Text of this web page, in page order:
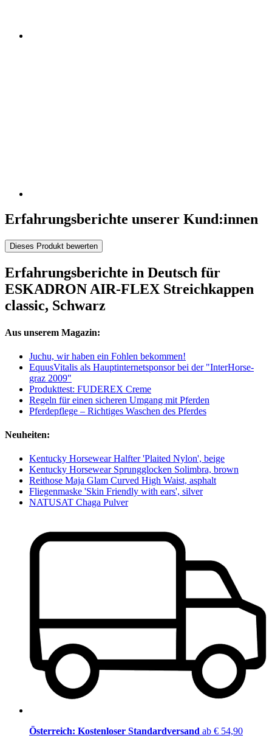
Erfahrungsberichte unserer Kund:innen
Dieses Produkt bewerten
Erfahrungsberichte in Deutsch für
ESKADRON AIR-FLEX Streichkappen
classic, Schwarz
Aus unserem Magazin:
Juchu, wir haben ein Fohlen bekommen!
EquusVitalis als Hauptinternetsponsor bei der "InterHorse-
graz 2009"
Produkttest: FUDEREX Creme
Regeln für einen sicheren Umgang mit Pferden
Pferdepflege – Richtiges Waschen des Pferdes
Neuheiten:
Kentucky Horsewear Halfter 'Plaited Nylon', beige
Kentucky Horsewear Sprungglocken Solimbra, brown
Reithose Maja Glam Curved High Waist, asphalt
Fliegenmaske 'Skin Friendly with ears', silver
NATUSAT Chaga Pulver
Österreich: Kostenloser Standardversand ab € 54,90